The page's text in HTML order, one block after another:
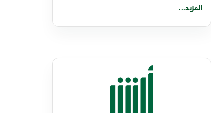
المزيد...